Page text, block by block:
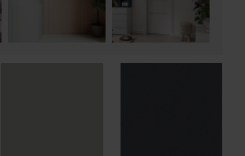
Dąb Matowy Ciemny